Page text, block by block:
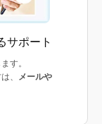
サポート
す。
、
メールや